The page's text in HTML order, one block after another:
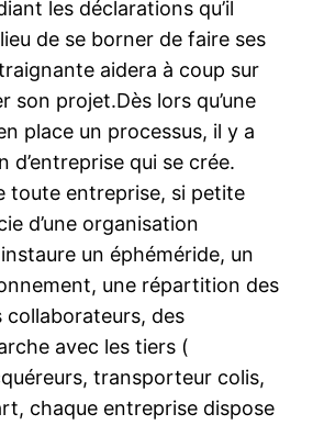
les déclarations qu’il
de se borner de faire ses
aidera à coup sur
son projet.Dès lors qu’une
place un processus, il y a
d’entreprise qui se crée.
toute entreprise, si petite
d’une organisation
un éphéméride, un
une répartition des
collaborateurs, des
avec les tiers (
transporteur colis,
chaque entreprise dispose